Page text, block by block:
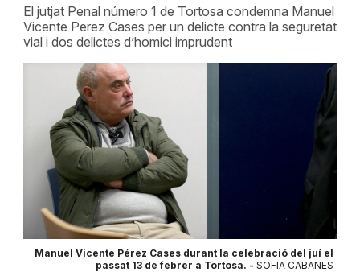
El jutjat Penal número 1 de Tortosa condemna Manuel
Vicente Perez Cases per un delicte contra la seguretat
vial i dos delictes d’homici imprudent
Manuel Vicente Pérez Cases durant la celebració del juí el
passat 13 de febrer a Tortosa. - SOFIA CABANES